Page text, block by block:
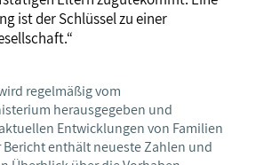
ist der Schlüssel zu einer
regelmäßig vom
herausgegeben und
Entwicklungen von Familien
enthält neueste Zahlen und